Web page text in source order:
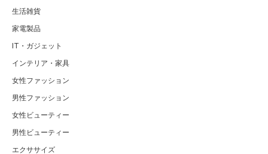
生活雑貨
家電製品
IT・ガジェット
インテリア・家具
女性ファッション
男性ファッション
女性ビューティー
男性ビューティー
エクササイズ